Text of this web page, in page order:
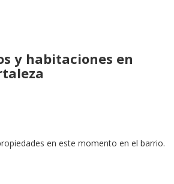
y habitaciones en
en este momento en el barrio.